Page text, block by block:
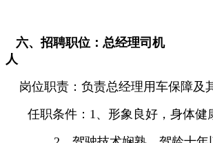
六、招聘职位： 总经理司机
人
岗位职责：负责总经理用车保障及
任职条件： 1 、形象良好，身体健